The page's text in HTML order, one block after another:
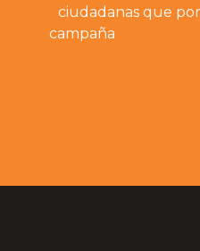
ciudadanas que
campaña